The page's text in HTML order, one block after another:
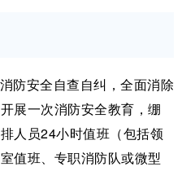
防安全自查自纠，全面消除
展一次消防安全教育，绷
人员24小时值班（包括领
值班、专职消防队或微型